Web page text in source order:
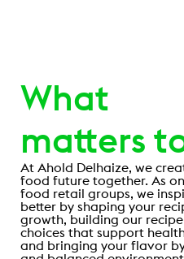
What
matters
At Ahold Delhaize, we
food future together. As
food retail groups, we
better by shaping your
growth, building our
choices that support
and bringing your flavor